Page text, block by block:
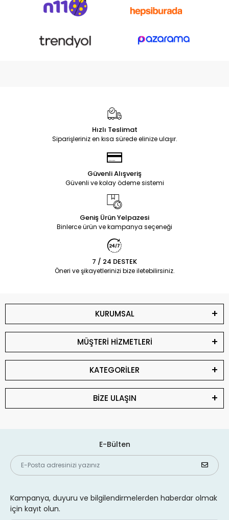
Hızlı Teslimat
Siparişleriniz en kısa sürede elinize ulaşır.
Güvenli Alışveriş
Güvenli ve kolay ödeme sistemi
Geniş Ürün Yelpazesi
Binlerce ürün ve kampanya seçeneği
7 / 24 DESTEK
Öneri ve şikayetlerinizi bize iletebilirsiniz.
KURUMSAL
MÜŞTERİ HİZMETLERİ
KATEGORİLER
BİZE ULAŞIN
E-Bülten
Kampanya, duyuru ve bilgilendirmelerden haberdar olmak
için kayıt olun.